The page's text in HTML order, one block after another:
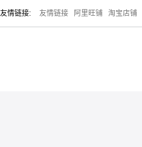
友情链接: 友情链接 阿里旺铺 淘宝店铺